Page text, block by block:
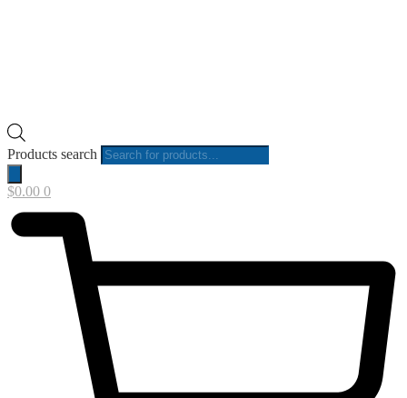
Products search
$0.00 0